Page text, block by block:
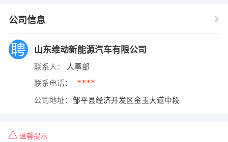
公司信息
山东维动新能源汽车有限公司
联系人： 人事部
联系电话： ****
公司地址： 邹平县经济开发区金玉大道中段
温馨提示